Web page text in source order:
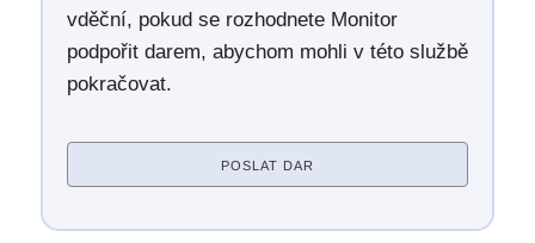
vděční, pokud se rozhodnete Monitor
podpořit darem, abychom mohli v této službě
pokračovat.
POSLAT DAR